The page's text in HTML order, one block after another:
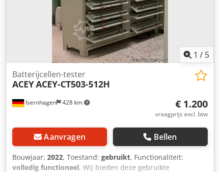
1 / 5
Isernhagen 428 km
Batterijcellen-tester
ACEYACEY-CT503-512H
€ 1.200
vraagprijs excl. btw
Aanvragen Bellen
Bouwjaar: 2022, Toestand: gebruikt, Functionaliteit:
volledig functioneel, Wij bieden deze gebruikte